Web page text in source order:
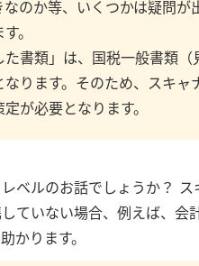
のか等、いくつかは疑問
。
書類」は、国税一般書類
ります。そのため、スキ
が必要となります。
ベルのお話でしょうか？
ていない場合、例えば、
かります。